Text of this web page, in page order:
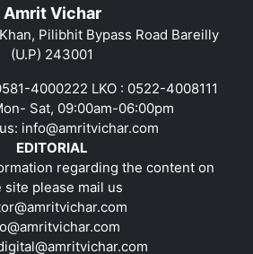
Amrit Vichar
Pilibhit Bypass Road Bareilly
(U.P) 243001
4000222 LKO : 0522-4008111
Sat, 09:00am-06:00pm
info@amritvichar.com
EDITORIAL
regarding the content on
site please mail us